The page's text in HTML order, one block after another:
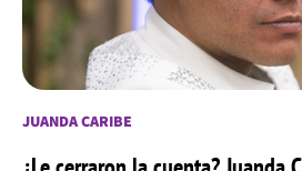
JUANDA CARIBE